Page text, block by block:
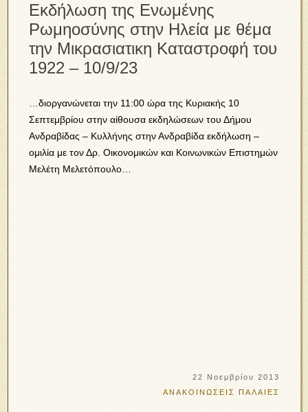
Εκδήλωση της Ενωμένης
Ρωμηοσύνης στην Ηλεία με θέμα
την Μικρασιατικη Καταστροφή του
1922 – 10/9/23
…διοργανώνεται την 11:00 ώρα της Κυριακής 10
Σεπτεμβρίου στην αίθουσα εκδηλώσεων του Δήμου
Ανδραβίδας – Κυλλήνης στην Ανδραβίδα εκδήλωση –
ομιλία με τον Δρ. Οικονομικών και Κοινωνικών Επιστημών
Μελέτη Μελετόπουλο…
22 Νοεμβρίου 2013
ΑΝΑΚΟΙΝΩΣΕΙΣ ΠΑΛΑΙΕΣ